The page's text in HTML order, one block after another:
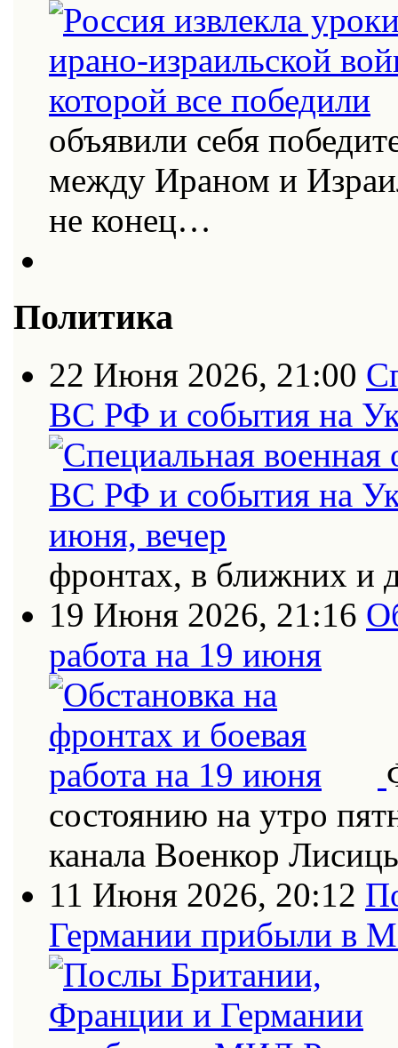
объявили себя
между Ираном и
не конец…
Политика
22 Июня 2026, 21:00
ВС РФ и события на
фронтах, в ближних и
19 Июня 2026, 21:16
работа на 19 июня
состоянию на утро
канала Военкор
11 Июня 2026, 20:12
Германии прибыли в